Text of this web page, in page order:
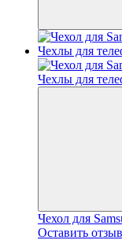
Чехол для
Оставить отзыв